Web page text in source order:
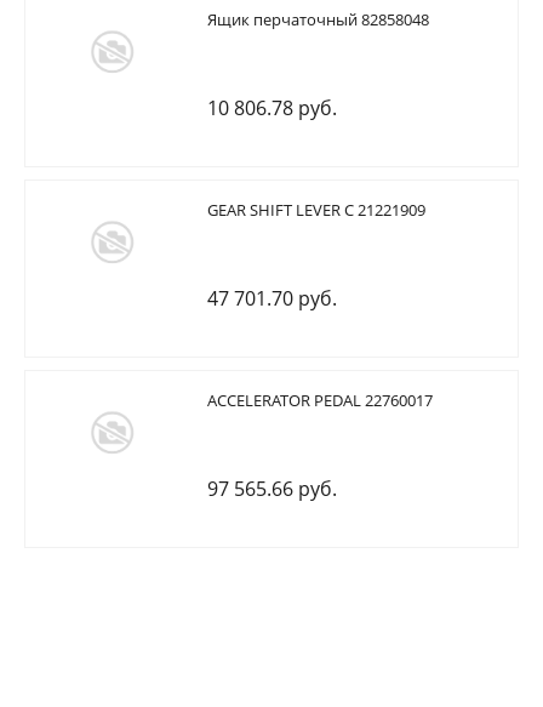
Ящик перчаточный 82858048
10 806.78 руб.
GEAR SHIFT LEVER C 21221909
47 701.70 руб.
ACCELERATOR PEDAL 22760017
97 565.66 руб.